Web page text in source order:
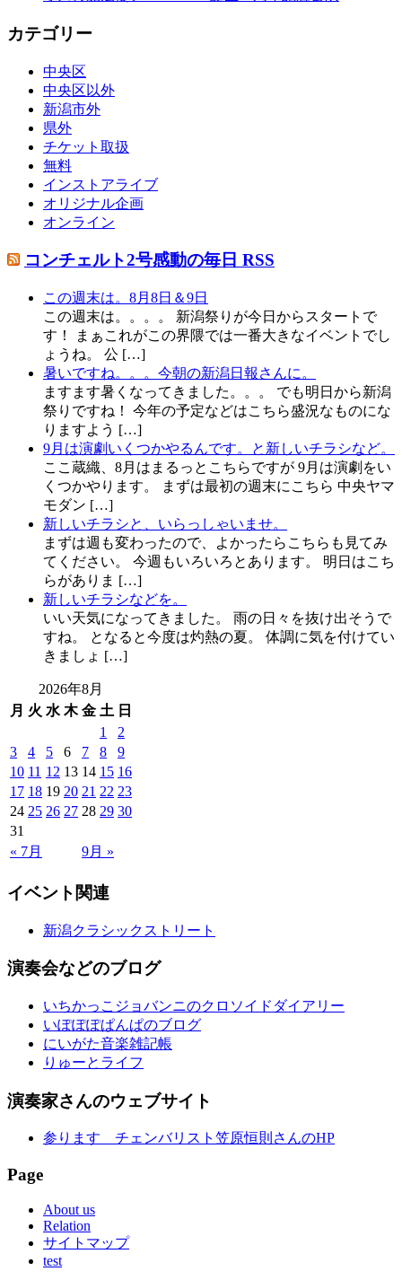
カテゴリー
中央区
中央区以外
新潟市外
県外
チケット取扱
無料
インストアライブ
オリジナル企画
オンライン
コンチェルト2号感動の毎日 RSS
この週末は。8月8日＆9日
この週末は。。。。 新潟祭りが今日からスタートで
す！ まぁこれがこの界隈では一番大きなイベントでし
ょうね。 公 […]
暑いですね。。。今朝の新潟日報さんに。
ますます暑くなってきました。。。 でも明日から新潟
祭りですね！ 今年の予定などはこちら盛況なものにな
りますよう […]
9月は演劇いくつかやるんです。と新しいチラシなど。
ここ蔵織、8月はまるっとこちらですが 9月は演劇をい
くつかやります。 まずは最初の週末にこちら 中央ヤマ
モダン […]
新しいチラシと、いらっしゃいませ。
まずは週も変わったので、よかったらこちらも見てみ
てください。 今週もいろいろとあります。 明日はこち
らがありま […]
新しいチラシなどを。
いい天気になってきました。 雨の日々を抜け出そうで
すね。 となると今度は灼熱の夏。 体調に気を付けてい
きましょ […]
2026年8月
月 火 水 木 金 土 日
« 7月 9月 »
1
2
3
4 5 6 7 8
9
10 11 12 13 14 15 16
17 18 19 20 21 22 23
24 25 26 27 28 29 30
31
イベント関連
新潟クラシックストリート
演奏会などのブログ
いちかっこジョバンニのクロソイドダイアリー
いぽぽぽぱんぱのブログ
にいがた音楽雑記帳
りゅーとライフ
演奏家さんのウェブサイト
参ります チェンバリスト笠原恒則さんのHP
Page
About us
Relation
サイトマップ
test